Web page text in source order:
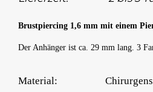
Brustpiercing 1,6 mm mit einem
Der Anhänger ist ca. 29 mm lang. 3
Material: